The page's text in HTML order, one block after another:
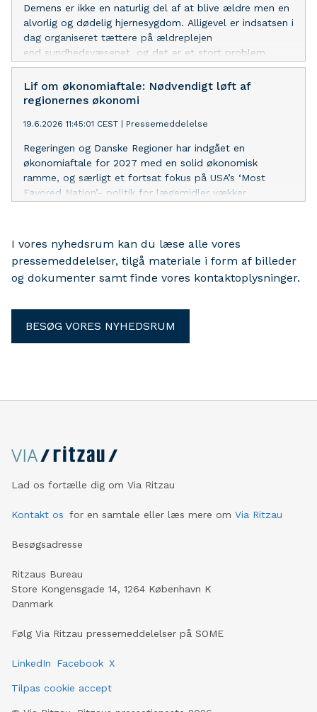
Demens er ikke en naturlig del af at blive ældre men en
alvorlig og dødelig hjernesygdom. Alligevel er indsatsen i
dag organiseret tættere på ældreplejen
end sundhedsvæsenet, og det er et stort problem,
mener Lægemiddelindustriforeningen, Lif, som nu
lancerer seks konkrete anbefalinger til indsatsen.
Lif om økonomiaftale: Nødvendigt løft af
regionernes økonomi
19.6.2026 11:45:01 CEST Pressemeddelelse
Regeringen og Danske Regioner har indgået en
økonomiaftale for 2027 med en solid økonomisk
ramme, og særligt et fortsat fokus på USA’s ‘Most
Favored Nation’- politik for lægemidler vækker
I vores nyhedsrum kan du læse alle vores
pressemeddelelser, tilgå materiale i form af billeder
og dokumenter samt finde vores kontaktoplysninger.
BESØG VORES NYHEDSRUM
Lad os fortælle dig om Via Ritzau
Kontakt os for en samtale eller læs mere om Via Ritzau
Besøgsadresse
Ritzaus Bureau
Store Kongensgade 14, 1264 København K
Danmark
Følg Via Ritzau pressemeddelelser på SOME
LinkedIn Facebook X
Tilpas cookie accept